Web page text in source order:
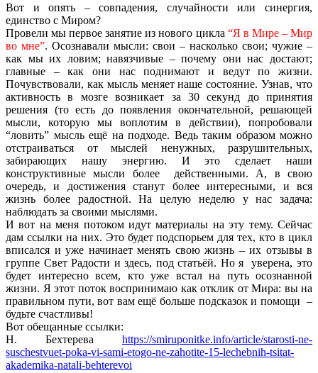
Вот и опять – совпадения, случайности или синергия,
единство с Миром?
Провели мы первое занятие из нового цикла “Я в Мире – Мир
во мне”. Осознавали мысли: свои – насколько свои; чужие –
как мы их ловим; навязчивые – почему они нас достают;
главные – как они нас поднимают и ведут по жизни.
Почувствовали, как мысль меняет наше состояние. Узнав, что
активность в мозге возникает за 30 секунд до принятия
решения (то есть до появления окончательной, решающей
мысли, которую мы воплотим в действии), попробовали
“ловить” мысль ещё на подходе. Ведь таким образом можно
отстраиваться от мыслей ненужных, разрушительных,
забирающих нашу энергию. И это сделает наши
конструктивные мысли более действенными. А, в свою
очередь, и достижения станут более интересными, и вся
жизнь более радостной. На целую неделю у нас задача:
наблюдать за своими мыслями.
И вот на меня потоком идут материалы на эту тему. Сейчас
дам ссылки на них. Это будет подспорьем для тех, кто в цикл
вписался и уже начинает менять свою жизнь – их отзывы в
группе Свет Радости и здесь, под статьёй. Но я уверена, это
будет интересно всем, кто уже встал на путь осознанной
жизни. Я этот поток воспринимаю как отклик от Мира: вы на
правильном пути, вот вам ещё больше подсказок и помощи –
будьте счастливы!
Вот обещанные ссылки:
Н. Бехтерева https://smiruponitke.info/article/starosti-ne-
suschestvuet-poka-vi-sami-etogo-ne-zahotite-15-lechebnih-tsitat-
akademika-natali-behterevoi